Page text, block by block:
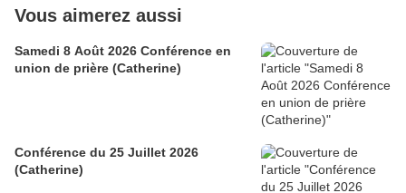
Vous aimerez aussi
Samedi 8 Août 2026 Conférence en
union de prière (Catherine)
Conférence du 25 Juillet 2026
(Catherine)